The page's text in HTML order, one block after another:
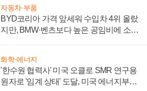
자동차·부품
BYD코리아 가격 앞세워 수입차 4위 올랐
지만, BMW·벤츠보다 높은 공임비에 소비
화학·에너지
'한수원 협력사' 미국 오클로 SMR 연구용
원자로 '임계 상태' 도달, 미국 에너지부